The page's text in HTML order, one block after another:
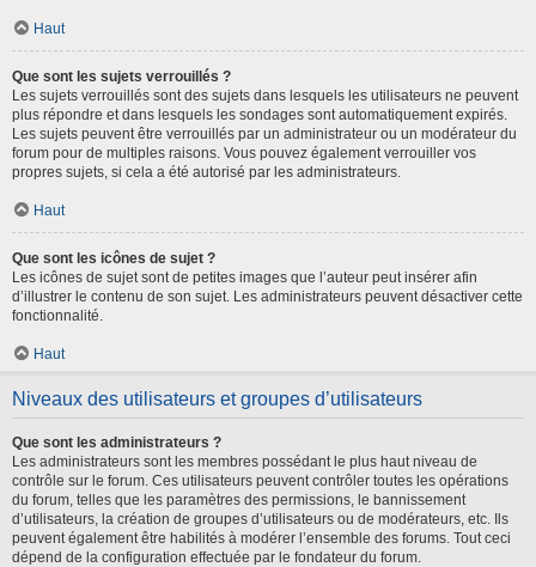
Haut
Que sont les sujets verrouillés ?
Les sujets verrouillés sont des sujets dans lesquels les utilisateurs ne peuvent
plus répondre et dans lesquels les sondages sont automatiquement expirés.
Les sujets peuvent être verrouillés par un administrateur ou un modérateur du
forum pour de multiples raisons. Vous pouvez également verrouiller vos
propres sujets, si cela a été autorisé par les administrateurs.
Haut
Que sont les icônes de sujet ?
Les icônes de sujet sont de petites images que l’auteur peut insérer afin
d’illustrer le contenu de son sujet. Les administrateurs peuvent désactiver cette
fonctionnalité.
Haut
Niveaux des utilisateurs et groupes d’utilisateurs
Que sont les administrateurs ?
Les administrateurs sont les membres possédant le plus haut niveau de
contrôle sur le forum. Ces utilisateurs peuvent contrôler toutes les opérations
du forum, telles que les paramètres des permissions, le bannissement
d’utilisateurs, la création de groupes d’utilisateurs ou de modérateurs, etc. Ils
peuvent également être habilités à modérer l’ensemble des forums. Tout ceci
dépend de la configuration effectuée par le fondateur du forum.